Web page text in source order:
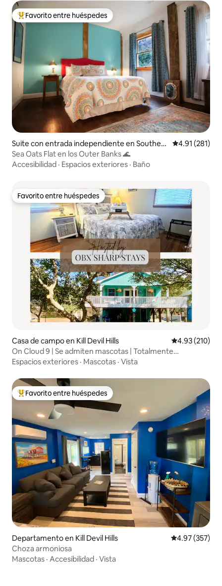
De los mejores en Favorito entre huéspedes
Favorito entre huéspedes
Suite con entrada independiente en Southern
Shores
Calificación
4.91 (281)
Sea Oats Flat en los Outer Banks 🌊
Accesibilidad · Espacios exteriores · Baño
Favorito entre huéspedes
Favorito entre huéspedes
Casa de campo en Kill Devil Hills Calificación
4.93 (210)
On Cloud 9 | Se admiten mascotas | Totalmente
abastecido | MP7
Espacios exteriores · Mascotas · Vista
De los mejores en Favorito entre huéspedes
Favorito entre huéspedes
Departamento en Kill Devil Hills Calificación
4.97 (357)
Choza armoniosa
Mascotas · Accesibilidad · Vista